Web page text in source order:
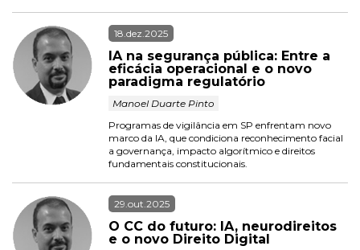
18.dez.2025
IA na segurança pública: Entre a
eficácia operacional e o novo
paradigma regulatório
Manoel Duarte Pinto
Programas de vigilância em SP enfrentam novo
marco da IA, que condiciona reconhecimento facial
a governança, impacto algorítmico e direitos
fundamentais constitucionais.
29.out.2025
O CC do futuro: IA, neurodireitos
e o novo Direito Digital